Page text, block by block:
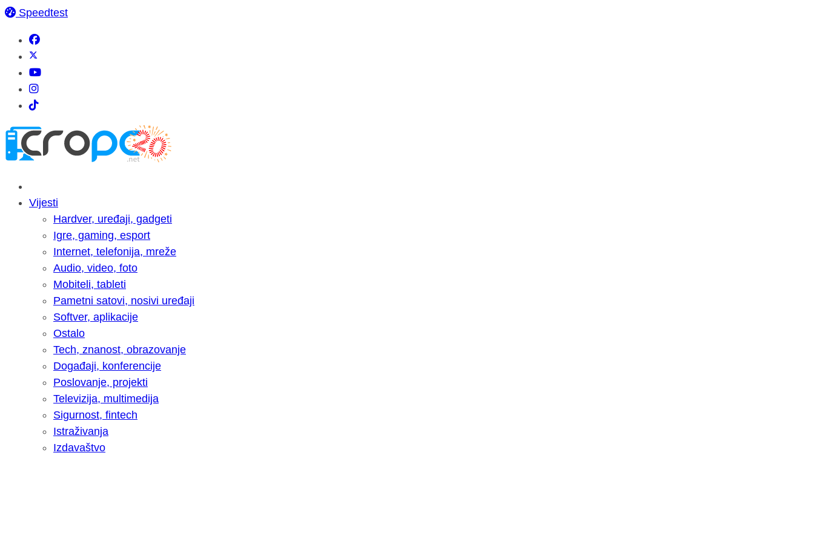
Speedtest
Vijesti
Hardver, uređaji, gadgeti
Igre, gaming, esport
Internet, telefonija, mreže
Audio, video, foto
Mobiteli, tableti
Pametni satovi, nosivi uređaji
Softver, aplikacije
Ostalo
Tech, znanost, obrazovanje
Događaji, konferencije
Poslovanje, projekti
Televizija, multimedija
Sigurnost, fintech
Istraživanja
Izdavaštvo